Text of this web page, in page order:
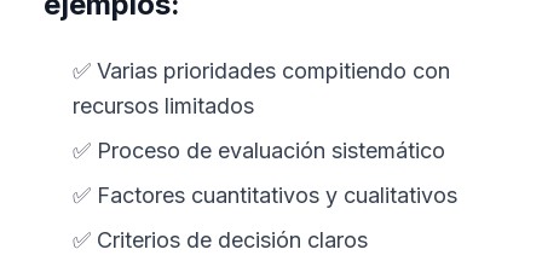
✅ Varias prioridades compitiendo con
recursos limitados
✅ Proceso de evaluación sistemático
✅ Factores cuantitativos y cualitativos
✅ Criterios de decisión claros